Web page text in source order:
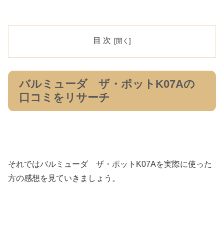
目 次
バルミューダ ザ・ポットK07Aの
口コミをリサーチ
それではバルミューダ ザ・ポットK07Aを実際に使った
方の感想を見ていきましょう。